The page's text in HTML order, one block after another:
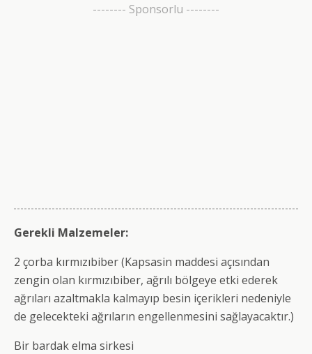
-------- Sponsorlu --------
Gerekli Malzemeler:
2 çorba kırmızıbiber (Kapsasin maddesi açısından
zengin olan kırmızıbiber, ağrılı bölgeye etki ederek
ağrıları azaltmakla kalmayıp besin içerikleri nedeniyle
de gelecekteki ağrıların engellenmesini sağlayacaktır.)
Bir bardak elma sirkesi